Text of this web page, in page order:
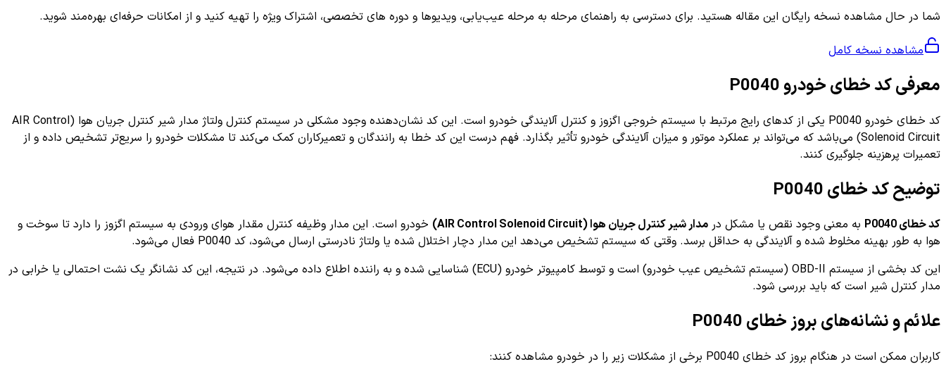
شما در حال مشاهده نسخه رایگان این مقاله هستید. برای دسترسی به راهنمای مرحله به مرحله عیب‌یابی، ویدیوها و دوره های تخصصی، اشتراک ویژه را تهیه کنید و از امکانات حرفه‌ای بهره‌مند شوید.
مشاهده نسخه کامل
معرفی کد خطای خودرو P0040
کد خطای خودرو P0040 یکی از کدهای رایج مرتبط با سیستم خروجی اگزوز و کنترل آلایندگی خودرو است. این کد نشان‌دهنده وجود مشکلی در سیستم کنترل ولتاژ مدار شیر کنترل جریان هوا (AIR Control
Solenoid Circuit) می‌باشد که می‌تواند بر عملکرد موتور و میزان آلایندگی خودرو تأثیر بگذارد. فهم درست این کد خطا به رانندگان و تعمیرکاران کمک می‌کند تا مشکلات خودرو را سریع‌تر تشخیص داده و از
تعمیرات پرهزینه جلوگیری کنند.
توضیح کد خطای P0040
کد خطای P0040 به معنی وجود نقص یا مشکل در مدار شیر کنترل جریان هوا (AIR Control Solenoid Circuit)
خودرو است. این مدار وظیفه کنترل مقدار هوای ورودی به سیستم اگزوز را دارد تا سوخت و
هوا به طور بهینه مخلوط شده و آلایندگی به حداقل برسد. وقتی که سیستم تشخیص می‌دهد این مدار دچار اختلال شده یا ولتاژ نادرستی ارسال می‌شود، کد P0040 فعال می‌شود.
این کد بخشی از سیستم OBD-II (سیستم تشخیص عیب خودرو) است و توسط کامپیوتر خودرو (ECU) شناسایی شده و به راننده اطلاع داده می‌شود. در نتیجه، این کد نشانگر یک نشت احتمالی یا خرابی در
مدار کنترل شیر است که باید بررسی شود.
علائم و نشانه‌های بروز خطای P0040
کاربران ممکن است در هنگام بروز کد خطای P0040 برخی از مشکلات زیر را در خودرو مشاهده کنند: